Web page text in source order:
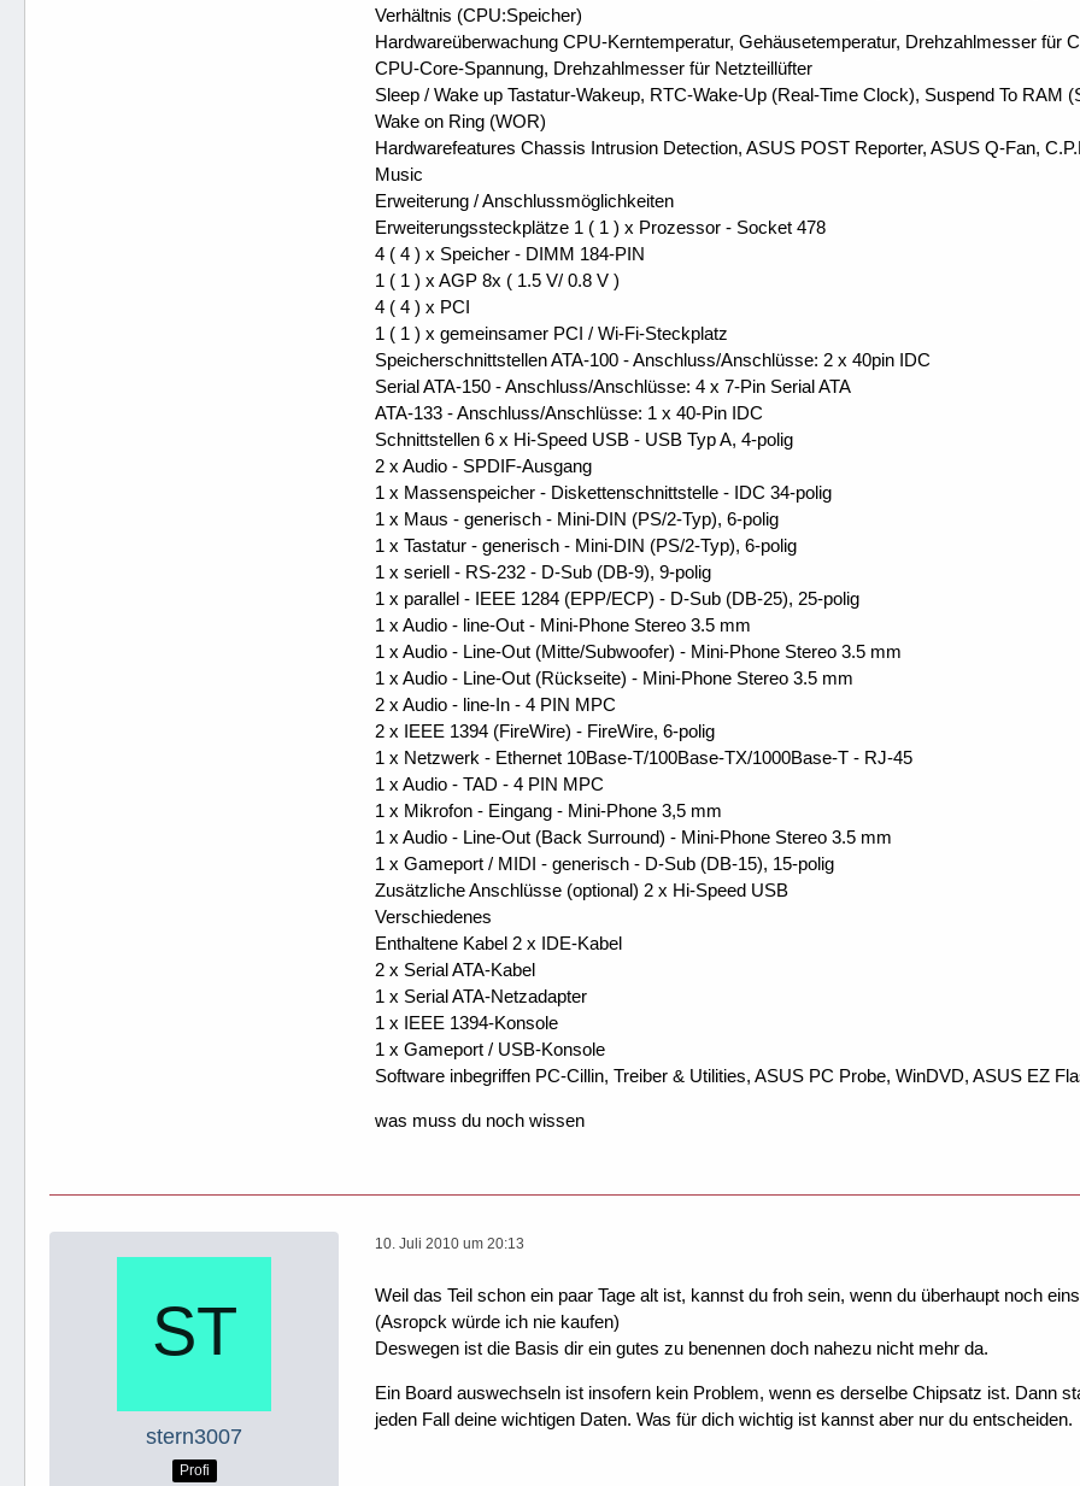
Verhältnis (CPU:Speicher)
Hardwareüberwachung CPU-Kerntemperatur, Gehäusetemperatur, Drehzahlmesser für
CPU-Core-Spannung, Drehzahlmesser für Netzteillüfter
Sleep / Wake up Tastatur-Wakeup, RTC-Wake-Up (Real-Time Clock), Suspend To
Wake on Ring (WOR)
Hardwarefeatures Chassis Intrusion Detection, ASUS POST Reporter, ASUS Q-Fan,
Music
Erweiterung / Anschlussmöglichkeiten
Erweiterungssteckplätze 1 ( 1 ) x Prozessor - Socket 478
4 ( 4 ) x Speicher - DIMM 184-PIN
1 ( 1 ) x AGP 8x ( 1.5 V/ 0.8 V )
4 ( 4 ) x PCI
1 ( 1 ) x gemeinsamer PCI / Wi-Fi-Steckplatz
Speicherschnittstellen ATA-100 - Anschluss/Anschlüsse: 2 x 40pin IDC
Serial ATA-150 - Anschluss/Anschlüsse: 4 x 7-Pin Serial ATA
ATA-133 - Anschluss/Anschlüsse: 1 x 40-Pin IDC
Schnittstellen 6 x Hi-Speed USB - USB Typ A, 4-polig
2 x Audio - SPDIF-Ausgang
1 x Massenspeicher - Diskettenschnittstelle - IDC 34-polig
1 x Maus - generisch - Mini-DIN (PS/2-Typ), 6-polig
1 x Tastatur - generisch - Mini-DIN (PS/2-Typ), 6-polig
1 x seriell - RS-232 - D-Sub (DB-9), 9-polig
1 x parallel - IEEE 1284 (EPP/ECP) - D-Sub (DB-25), 25-polig
1 x Audio - line-Out - Mini-Phone Stereo 3.5 mm
1 x Audio - Line-Out (Mitte/Subwoofer) - Mini-Phone Stereo 3.5 mm
1 x Audio - Line-Out (Rückseite) - Mini-Phone Stereo 3.5 mm
2 x Audio - line-In - 4 PIN MPC
2 x IEEE 1394 (FireWire) - FireWire, 6-polig
1 x Netzwerk - Ethernet 10Base-T/100Base-TX/1000Base-T - RJ-45
1 x Audio - TAD - 4 PIN MPC
1 x Mikrofon - Eingang - Mini-Phone 3,5 mm
1 x Audio - Line-Out (Back Surround) - Mini-Phone Stereo 3.5 mm
1 x Gameport / MIDI - generisch - D-Sub (DB-15), 15-polig
Zusätzliche Anschlüsse (optional) 2 x Hi-Speed USB
Verschiedenes
Enthaltene Kabel 2 x IDE-Kabel
2 x Serial ATA-Kabel
1 x Serial ATA-Netzadapter
1 x IEEE 1394-Konsole
1 x Gameport / USB-Konsole
Software inbegriffen PC-Cillin, Treiber & Utilities, ASUS PC Probe, WinDVD, ASUS EZ
was muss du noch wissen
stern3007
Profi
10. Juli 2010 um 20:13
Weil das Teil schon ein paar Tage alt ist, kannst du froh sein, wenn du überhaupt noch
(Asropck würde ich nie kaufen)
Deswegen ist die Basis dir ein gutes zu benennen doch nahezu nicht mehr da.
Ein Board auswechseln ist insofern kein Problem, wenn es derselbe Chipsatz ist. Dann
jeden Fall deine wichtigen Daten. Was für dich wichtig ist kannst aber nur du entscheiden.